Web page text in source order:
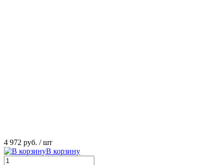
4 972 руб. / шт
В корзину